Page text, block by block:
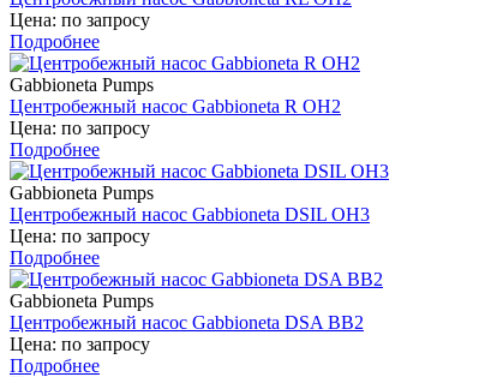
Цена: по запросу
Подробнее
Gabbioneta Pumps
Центробежный насос Gabbioneta R OH2
Цена: по запросу
Подробнее
Gabbioneta Pumps
Центробежный насос Gabbioneta DSIL OH3
Цена: по запросу
Подробнее
Gabbioneta Pumps
Центробежный насос Gabbioneta DSA BB2
Цена: по запросу
Подробнее